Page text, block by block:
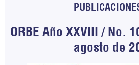
ORBE Año XXVIII / No.
agosto de